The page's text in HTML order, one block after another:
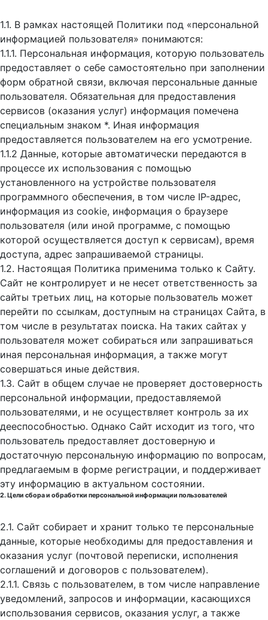
1.1. В рамках настоящей Политики под «персональной
информацией пользователя» понимаются:
1.1.1. Персональная информация, которую пользователь
предоставляет о себе самостоятельно при заполнении
форм обратной связи, включая персональные данные
пользователя. Обязательная для предоставления
сервисов (оказания услуг) информация помечена
специальным знаком *. Иная информация
предоставляется пользователем на его усмотрение.
1.1.2 Данные, которые автоматически передаются в
процессе их использования с помощью
установленного на устройстве пользователя
программного обеспечения, в том числе IP-адрес,
информация из cookie, информация о браузере
пользователя (или иной программе, с помощью
которой осуществляется доступ к cервисам), время
доступа, адрес запрашиваемой страницы.
1.2. Настоящая Политика применима только к Сайту.
Сайт не контролирует и не несет ответственность за
сайты третьих лиц, на которые пользователь может
перейти по ссылкам, доступным на страницах Сайта, в
том числе в результатах поиска. На таких сайтах у
пользователя может собираться или запрашиваться
иная персональная информация, а также могут
совершаться иные действия.
1.3. Сайт в общем случае не проверяет достоверность
персональной информации, предоставляемой
пользователями, и не осуществляет контроль за их
дееспособностью. Однако Сайт исходит из того, что
пользователь предоставляет достоверную и
достаточную персональную информацию по вопросам,
предлагаемым в форме регистрации, и поддерживает
эту информацию в актуальном состоянии.
2. Цели сбора и обработки персональной информации пользователей
2.1. Сайт собирает и хранит только те персональные
данные, которые необходимы для предоставления и
оказания услуг (почтовой переписки, исполнения
соглашений и договоров с пользователем).
2.1.1. Связь с пользователем, в том числе направление
уведомлений, запросов и информации, касающихся
использования сервисов, оказания услуг, а также